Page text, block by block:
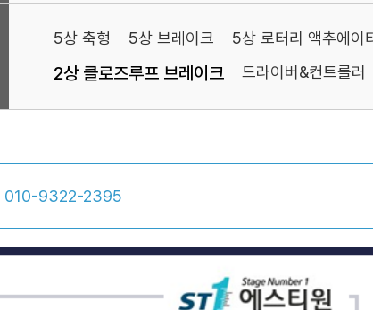
5상 축형 5상 브레이크 5상 로터리 액추에이
2상 클로즈루프 브레이크 드라이버&컨트롤러
010-9322-2395